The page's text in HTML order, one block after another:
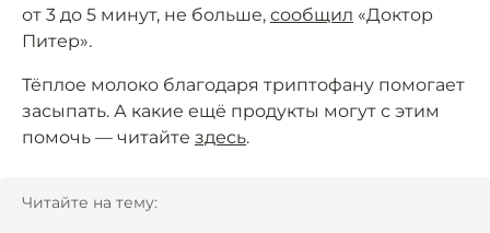
от 3 до 5 минут, не больше, сообщил «Доктор
Питер».
Тёплое молоко благодаря триптофану помогает
засыпать. А какие ещё продукты могут с этим
помочь — читайте здесь.
Читайте на тему: